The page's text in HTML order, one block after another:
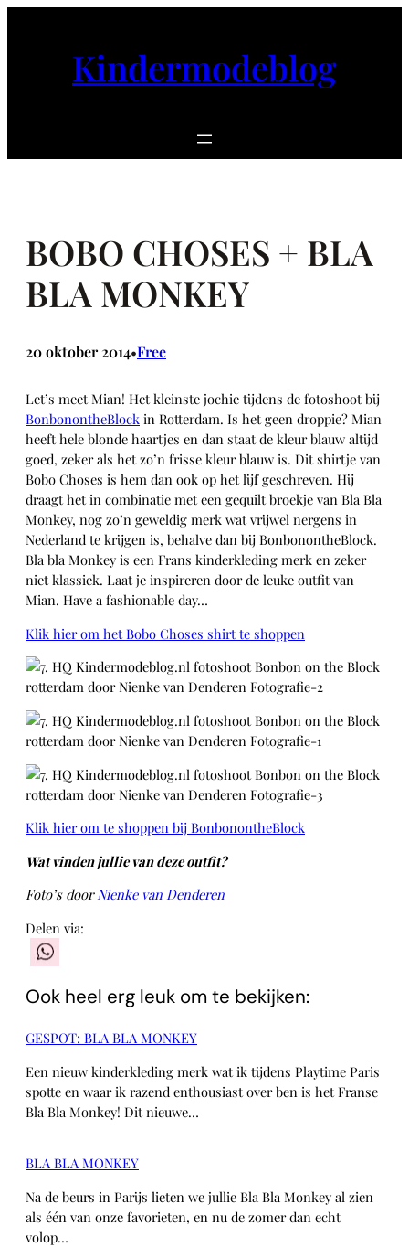
Kindermodeblog
BOBO CHOSES + BLA
BLA MONKEY
20 oktober 2014•Free
Let’s meet Mian! Het kleinste jochie tijdens de fotoshoot bij
BonbonontheBlock in Rotterdam. Is het geen droppie? Mian
heeft hele blonde haartjes en dan staat de kleur blauw altijd
goed, zeker als het zo’n frisse kleur blauw is. Dit shirtje van
Bobo Choses is hem dan ook op het lijf geschreven. Hij
draagt het in combinatie met een gequilt broekje van Bla Bla
Monkey, nog zo’n geweldig merk wat vrijwel nergens in
Nederland te krijgen is, behalve dan bij BonbonontheBlock.
Bla bla Monkey is een Frans kinderkleding merk en zeker
niet klassiek. Laat je inspireren door de leuke outfit van
Mian. Have a fashionable day…
Klik hier om het Bobo Choses shirt te shoppen
Klik hier om te shoppen bij BonbonontheBlock
Wat vinden jullie van deze outfit?
Foto’s doorNienke van Denderen
Delen via:
Ook heel erg leuk om te bekijken:
GESPOT: BLA BLA MONKEY
Een nieuw kinderkleding merk wat ik tijdens Playtime Paris
spotte en waar ik razend enthousiast over ben is het Franse
Bla Bla Monkey! Dit nieuwe…
BLA BLA MONKEY
Na de beurs in Parijs lieten we jullie Bla Bla Monkey al zien
als één van onze favorieten, en nu de zomer dan echt
volop…